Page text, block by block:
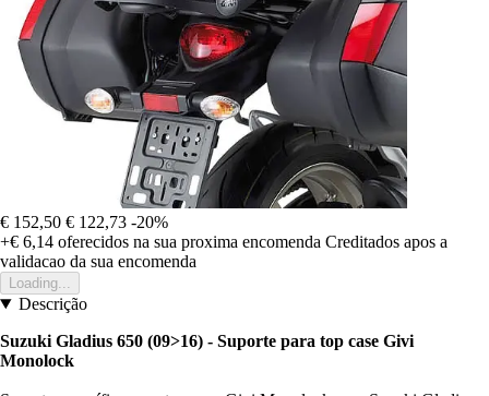
€ 152,50 € 122,73 -20%
+€ 6,14 oferecidos na sua proxima encomenda Creditados apos a
validacao da sua encomenda
Loading...
Descrição
Suzuki Gladius 650 (09>16) - Suporte para top case Givi
Monolock